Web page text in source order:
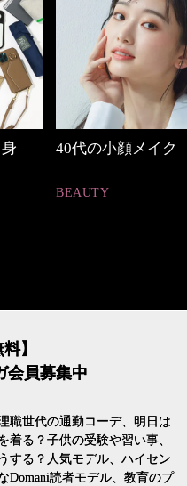
【ワーママのきれ
】
会員募集中
職世代の通勤コーデ、明日は
着る？子供の受験や習い事、
する？人気モデル、ハイセン
Domani読者モデル、教育のプ